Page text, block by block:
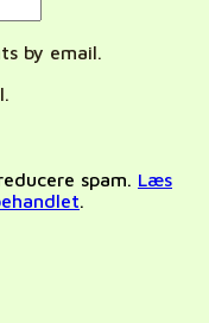
by email.
spam. Læs
.